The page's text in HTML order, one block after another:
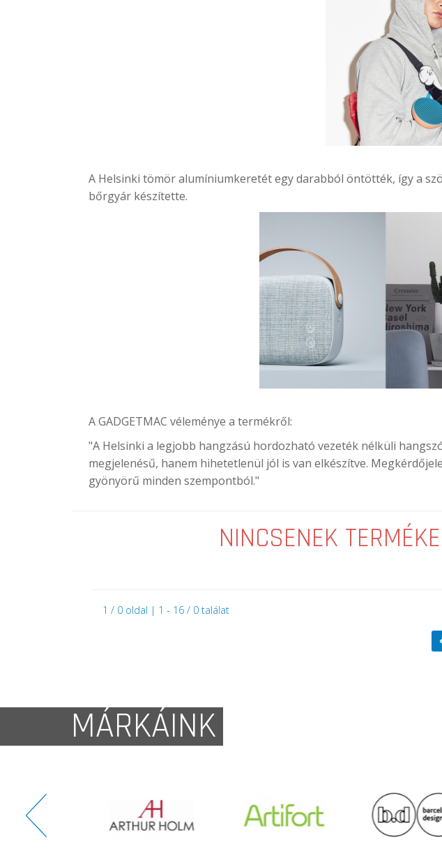
A Helsinki tömör alumíniumkeretét egy darabból öntötték, így a
bőrgyár készítette.
A GADGETMAC véleménye a termékről:
"A Helsinki a legjobb hangzású hordozható vezeték nélküli
megjelenésű, hanem hihetetlenül jól is van elkészítve.
gyönyörű minden szempontból."
NINCSENEK
1 / 0 oldal | 1 - 16 / 0 találat
MÁRKÁINK